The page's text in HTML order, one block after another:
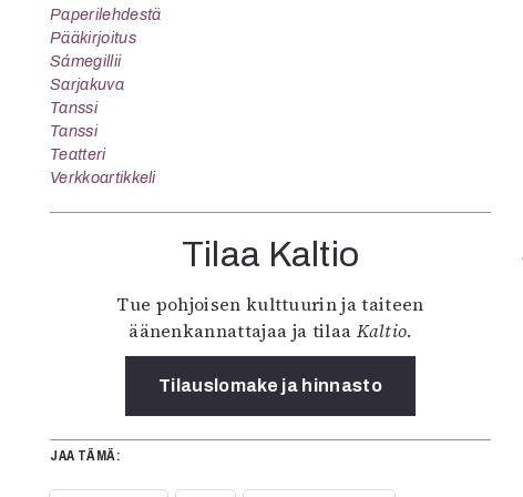
Paperilehdestä
Pääkirjoitus
Sámegillii
Sarjakuva
Tanssi
Tanssi
Teatteri
Verkkoartikkeli
Tilaa Kaltio
Tue pohjoisen kulttuurin ja taiteen
äänenkannattajaa ja tilaa Kaltio.
Tilauslomake ja hinnasto
JAA TÄMÄ: